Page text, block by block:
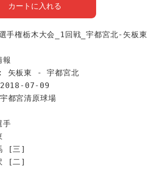
カートに入れる
手権栃木大会_1回戦_宇都宮北-矢板東
報
矢板東 - 宇都宮北
07-09
都宮清原球場
手
[三]
[二]